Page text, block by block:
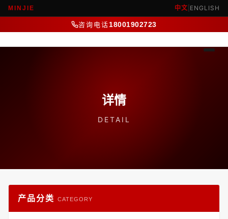
MINJIE 中文 ENGLISH
咨询电话18001902723
详情
DETAIL
产品分类 CATEGORY